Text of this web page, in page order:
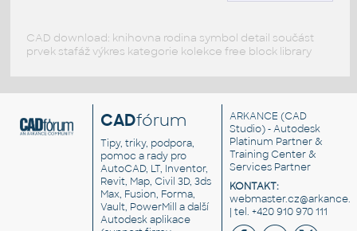
CAD download: knihovna rodina symbol detail součást
prvek stafáž výkres kategorie kolekce free block library
CADfórum
Tipy, triky, podpora,
pomoc a rady pro
AutoCAD, LT, Inventor,
Revit, Map, Civil 3D, 3ds
Max, Fusion, Forma,
Vault, PowerMill a další
Autodesk aplikace
ARKANCE (CAD
Studio) - Autodesk
Platinum Partner &
Training Center &
Services Partner
KONTAKT:
| tel. +420 910 970 111